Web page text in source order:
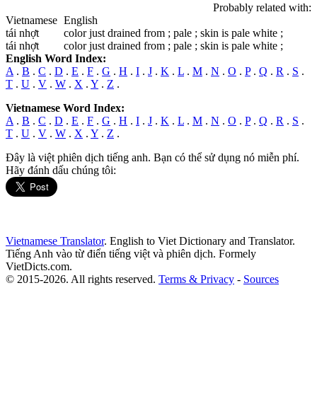
Probably related with:
Vietnamese English
tái nhợt
color just drained from ; pale ; skin is pale white ;
tái nhợt
color just drained from ; pale ; skin is pale white ;
English Word Index:
A . B . C . D . E . F . G . H . I . J . K . L . M . N . O . P. Q . R . S .
T . U . V . W . X . Y . Z .
Vietnamese Word Index:
A . B . C . D . E . F . G . H . I . J . K . L . M . N . O . P. Q . R . S .
T . U . V . W . X . Y . Z .
Đây là việt phiên dịch tiếng anh. Bạn có thể sử dụng nó miễn phí.
Hãy đánh dấu chúng tôi:
Vietnamese Translator. English to Viet Dictionary and Translator.
Tiếng Anh vào từ điển tiếng việt và phiên dịch. Formely
VietDicts.com.
© 2015-2026. All rights reserved. Terms & Privacy - Sources